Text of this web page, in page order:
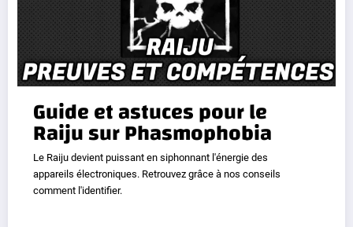
Guide et astuces pour le
Raiju sur Phasmophobia
Le Raiju devient puissant en siphonnant l'énergie des
appareils électroniques. Retrouvez grâce à nos conseils
comment l'identifier.